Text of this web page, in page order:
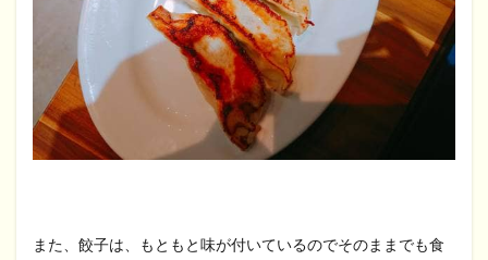
また、餃子は、もともと味が付いているのでそのままでも食